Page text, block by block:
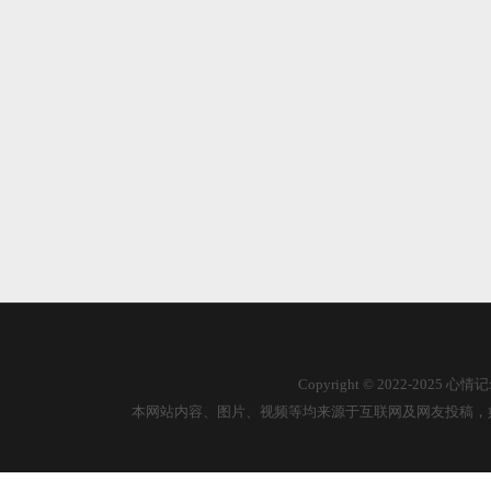
Copyright © 2022-2025 心情
本网站内容、图片、视频等均来源于互联网及网友投稿